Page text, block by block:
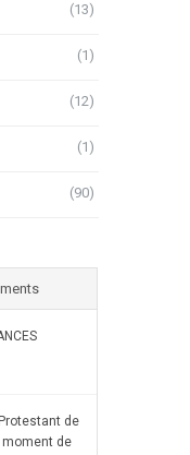
(13)
(1)
(12)
(1)
(90)
Protestant de
moment de